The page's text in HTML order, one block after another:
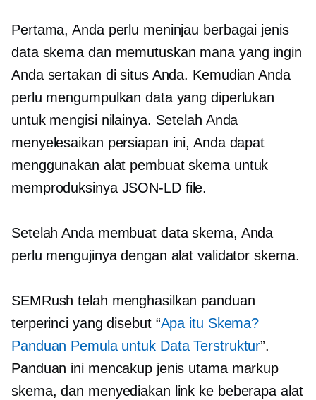
Pertama, Anda perlu meninjau berbagai jenis
data skema dan memutuskan mana yang ingin
Anda sertakan di situs Anda. Kemudian Anda
perlu mengumpulkan data yang diperlukan
untuk mengisi nilainya. Setelah Anda
menyelesaikan persiapan ini, Anda dapat
menggunakan alat pembuat skema untuk
memproduksinya JSON-LDfile.
Setelah Anda membuat data skema, Anda
perlu mengujinya dengan alat validator skema.
SEMRush telah menghasilkan panduan
terperinci yang disebut “Apa itu Skema?
Panduan Pemula untuk Data Terstruktur”.
Panduan ini mencakup jenis utama markup
skema, dan menyediakan link ke beberapa alat